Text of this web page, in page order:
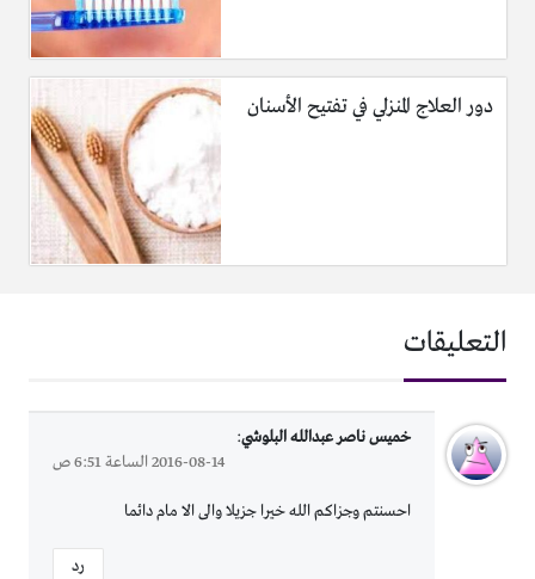
دور العلاج المنزلي في تفتيح الأسنان
التعليقات
خميس ناصر عبدالله البلوشي:
2016-08-14 الساعة 6:51 ص
احسنتم وجزاكم الله خيرا جزيلا والى الا مام دائما
رد